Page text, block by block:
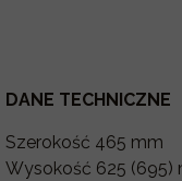
DANE TECHNICZNE
Szerokość 465 mm
Wysokość 625 (695)